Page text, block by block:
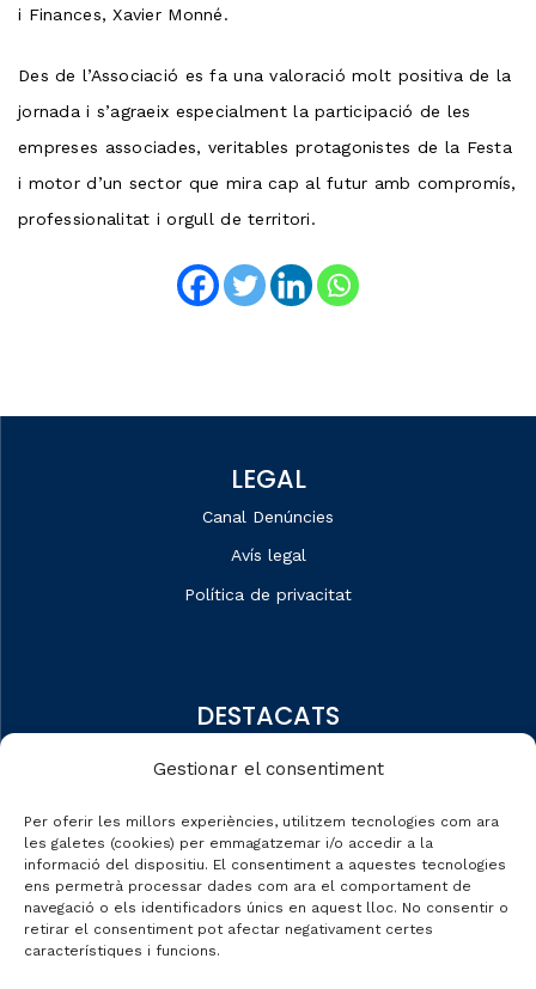
Gestionar el consentiment
Per oferir les millors experiències, utilitzem tecnologies com ara
les galetes (cookies) per emmagatzemar i/o accedir a la
informació del dispositiu. El consentiment a aquestes tecnologies
ens permetrà processar dades com ara el comportament de
navegació o els identificadors únics en aquest lloc. No consentir o
retirar el consentiment pot afectar negativament certes
característiques i funcions.
i Finances, Xavier Monné.
Des de l’Associació es fa una valoració molt positiva de la
jornada i s’agraeix especialment la participació de les
empreses associades, veritables protagonistes de la Festa
i motor d’un sector que mira cap al futur amb compromís,
professionalitat i orgull de territori.
LEGAL
Canal Denúncies
Avís legal
Política de privacitat
DESTACATS
Dades de mercat
Automobile Talks